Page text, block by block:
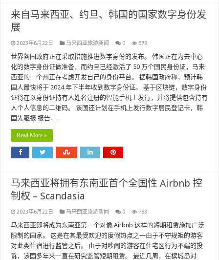
来自马来西亚、约旦、韩国的国家数字身份发
展
2023年6月22日 马来西亚旅游新闻 0 579
世界各国政府正在采取措施推进数字身份的发布。 韩国正在为去中心
化的数字身份证做准备，而约旦已经激活了 50 万个国民身份证，马来
西亚的一个州正在考虑开发自己的身份平台。 据韩国政府称，预计韩
国人最快将于 2024 年下半年收到数字身份证。 基于区块链，数字身份
证将在以身份证持有人姓名注册的智能手机上发行，并将提供包含持有
人个人信息的二维码。 该国还计划在手机上发行数字居民登记卡，韩
国先驱报 报告. …
Read More »
马来西亚将拥有东南亚首个全国性 Airbnb 控
制权 – Scandasia
2023年6月22日 马来西亚旅游新闻 0 753
马来西亚即将成为东南亚第一个对像 Airbnb 这样的短期租赁施加广泛
限制的国家。 这是在其最受欢迎的度假热点之一由于不守规矩的游客
对此类住宿进行监管之后。 由于对吵闹的游客在住宅区行为不端的投
诉，该国多年来一直在研究监管短期租赁。 最近几周，在槟城岛对